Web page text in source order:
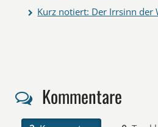
Kurz notiert: Der Irrsinn der
Kommentare